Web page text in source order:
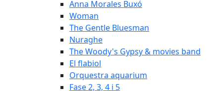
Anna Morales Buxó
Woman
The Gentle Bluesman
Nuraghe
The Woody's Gypsy & movies band
El flabiol
Orquestra aquarium
Fase 2, 3, 4 i 5